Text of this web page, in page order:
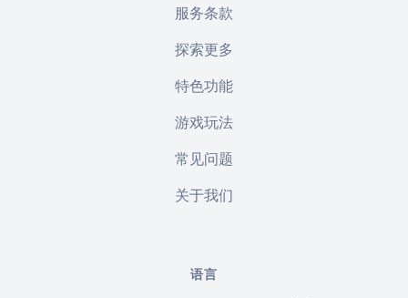
服务条款
探索更多
特色功能
游戏玩法
常见问题
关于我们
语言